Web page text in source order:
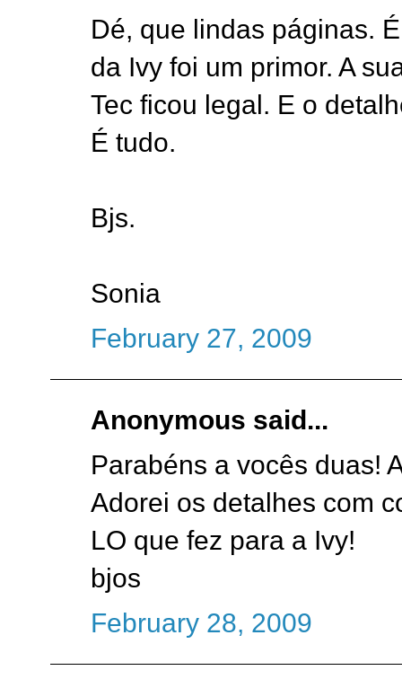
Dé, que lindas páginas.
da Ivy foi um primor. A
Tec ficou legal. E o
É tudo.
Bjs.
Sonia
February 27, 2009
Anonymous said...
Parabéns a vocês duas!
Adorei os detalhes com
LO que fez para a Ivy!
bjos
February 28, 2009